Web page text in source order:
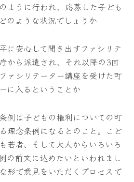
ように行われ、応募した子ども
のような状況でしょうか
に安心して聞き出すファシリテ
から派遣され、それ以降の3回
ァシリテーター講座を受けた町
に入るということか
例は子どもの権利についての町
理念条例になるとのこと。こど
若者、そして大人からいろいろ
の前文に込めたいといわれまし
形で意見をいただくプロセスで